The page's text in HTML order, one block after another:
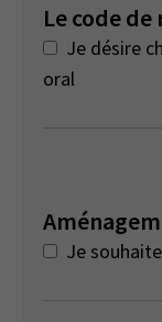
Le code
Je désire
oral
Je